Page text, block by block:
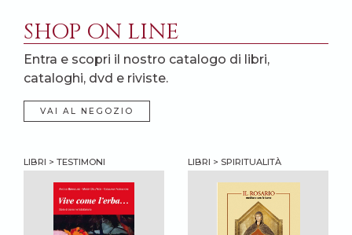
SHOP ON LINE
Entra e scopri il nostro catalogo di libri,
cataloghi, dvd e riviste.
VAI AL NEGOZIO
LIBRI > TESTIMONI LIBRI > SPIRITUALITÀ